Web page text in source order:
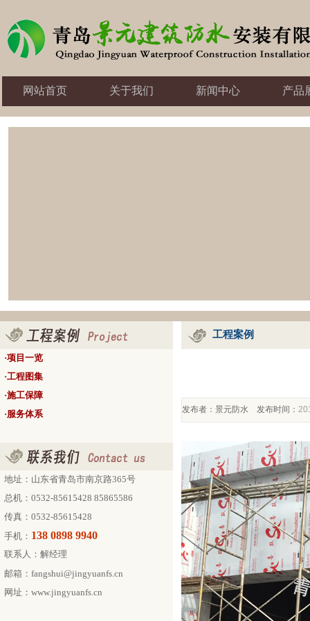
网站首页 关于我们 新闻中心 产品
·项目一览
·工程图集
·施工保障
·服务体系
地址：山东省青岛市南京路365号
总机：0532-85615428 85865586
传真：0532-85615428
手机： 138 0898 9940
联系人：解经理
邮箱：fangshui@jingyuanfs.cn
网址： www.jingyuanfs.cn
工程案例
发布者：景元防水 发布时间：